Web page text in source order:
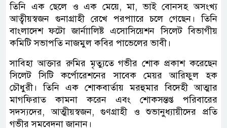
তিনি এক ছেলে ও এক মেয়ে, মা, ভাই বোনসহ অসংখ্য
আত্বীয়স্বজন গুনাগ্রাহী রেখে পরপাারে চলে গেছেন। তিনি
বাংলাদেশ ফটো জার্নাালিষ্ট এসোসিয়েশন সিলেট বিভাগীয়
কমিটি সভাপতি নাজমুল কবির পাভেলের ভাবী।
সাবিহা আক্তার রুমির মৃত্যুতে গভীর শোক প্রকাশ করেছেন
সিলেট সিটি কর্পোরেশনের সাবেক মেয়র আরিফুল হক
চৌধুরী। তিনি এক শোকবার্তায় মরহুমার বিদেহী আত্মার
মাগফিরাত কামনা করেন এবং শোকসন্তপ্ত পরিবারের
সদস্যদের, আত্মীয়স্বজন, গুণগ্রাহী ও শুভানুধ্যায়ীদের প্রতি
গভীর সমবেদনা জানান।